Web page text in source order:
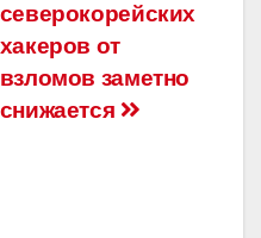
северокорейских
хакеров от
взломов заметно
снижается